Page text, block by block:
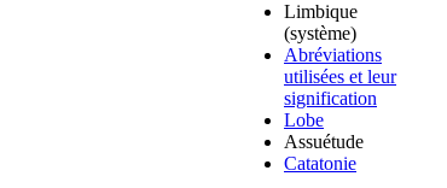
Limbique
(système)
Abréviations
utilisées et leur
signification
Lobe
Assuétude
Catatonie